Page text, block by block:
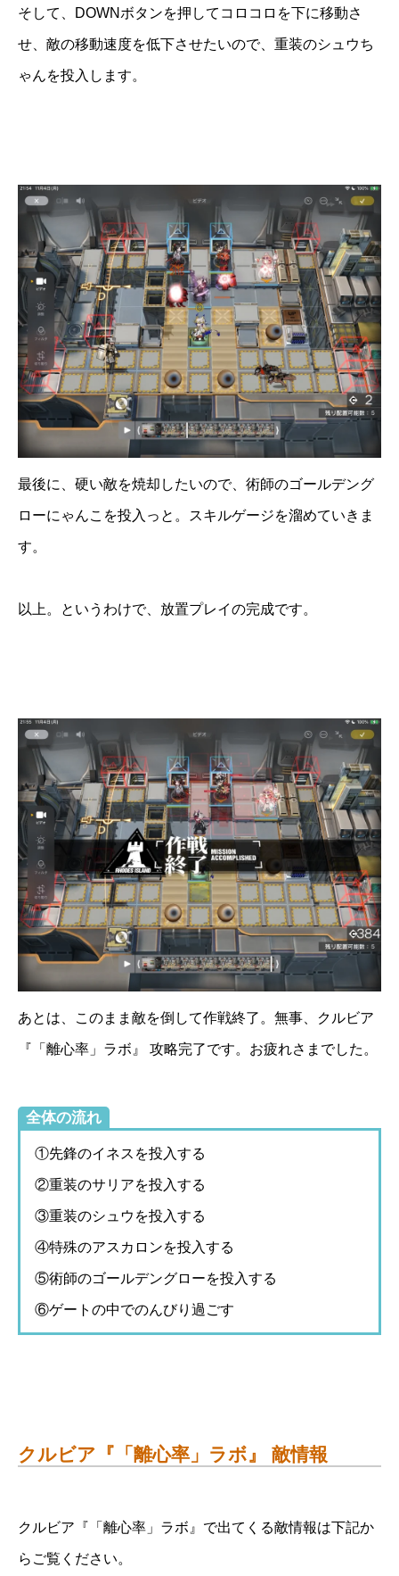
そして、DOWNボタンを押してコロコロを下に移動さ
せ、敵の移動速度を低下させたいので、重装のシュウち
ゃんを投入します。
最後に、硬い敵を焼却したいので、術師のゴールデング
ローにゃんこを投入っと。スキルゲージを溜めていきま
す。
以上。というわけで、放置プレイの完成です。
あとは、このまま敵を倒して作戦終了。無事、クルビア
『「離心率」ラボ』 攻略完了です。お疲れさまでした。
全体の流れ
①先鋒のイネスを投入する
②重装のサリアを投入する
③重装のシュウを投入する
④特殊のアスカロンを投入する
⑤術師のゴールデングローを投入する
⑥ゲートの中でのんびり過ごす
クルビア『「離心率」ラボ』 敵情報
クルビア『「離心率」ラボ』で出てくる敵情報は下記か
らご覧ください。